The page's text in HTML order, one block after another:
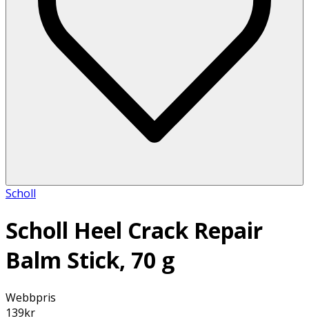
Scholl
Scholl Heel Crack Repair
Balm Stick, 70 g
Webbpris
139kr